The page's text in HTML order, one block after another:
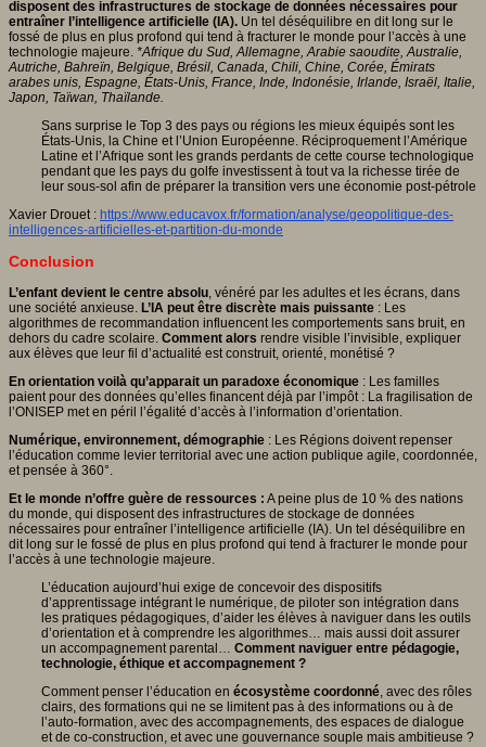
disposent des infrastructures de stockage de données nécessaires pour
entraîner l’intelligence artificielle (IA). Un tel déséquilibre en dit long sur le
fossé de plus en plus profond qui tend à fracturer le monde pour l’accès à une
technologie majeure. *Afrique du Sud, Allemagne, Arabie saoudite, Australie,
Autriche, Bahreïn, Belgique, Brésil, Canada, Chili, Chine, Corée, Émirats
arabes unis, Espagne, États-Unis, France, Inde, Indonésie, Irlande, Israël, Italie,
Japon, Taïwan, Thaïlande.
Sans surprise le Top 3 des pays ou régions les mieux équipés sont les
États-Unis, la Chine et l’Union Européenne. Réciproquement l’Amérique
Latine et l’Afrique sont les grands perdants de cette course technologique
pendant que les pays du golfe investissent à tout va la richesse tirée de
leur sous-sol afin de préparer la transition vers une économie post-pétrole
Xavier Drouet : https://www.educavox.fr/formation/analyse/geopolitique-des-
intelligences-artificielles-et-partition-du-monde
Conclusion
L’enfant devient le centre absolu, vénéré par les adultes et les écrans, dans
une société anxieuse. L’IA peut être discrète mais puissante : Les
algorithmes de recommandation influencent les comportements sans bruit, en
dehors du cadre scolaire. Comment alors rendre visible l’invisible, expliquer
aux élèves que leur fil d’actualité est construit, orienté, monétisé ?
En orientation voilà qu’apparait un paradoxe économique : Les familles
paient pour des données qu’elles financent déjà par l’impôt : La fragilisation de
l’ONISEP met en péril l’égalité d’accès à l’information d’orientation.
Numérique, environnement, démographie : Les Régions doivent repenser
l’éducation comme levier territorial avec une action publique agile, coordonnée,
et pensée à 360°.
Et le monde n’offre guère de ressources : A peine plus de 10 % des nations
du monde, qui disposent des infrastructures de stockage de données
nécessaires pour entraîner l’intelligence artificielle (IA). Un tel déséquilibre en
dit long sur le fossé de plus en plus profond qui tend à fracturer le monde pour
l’accès à une technologie majeure.
L’éducation aujourd’hui exige de concevoir des dispositifs
d’apprentissage intégrant le numérique, de piloter son intégration dans
les pratiques pédagogiques, d’aider les élèves à naviguer dans les outils
d’orientation et à comprendre les algorithmes… mais aussi doit assurer
un accompagnement parental… Comment naviguer entre pédagogie,
technologie, éthique et accompagnement ?
Comment penser l’éducation en écosystème coordonné, avec des rôles
clairs, des formations qui ne se limitent pas à des informations ou à de
l’auto-formation, avec des accompagnements, des espaces de dialogue
et de co-construction, et avec une gouvernance souple mais ambitieuse ?